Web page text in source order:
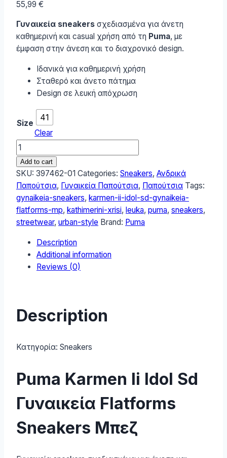
55,99 €
Γυναικεία sneakers σχεδιασμένα για άνετη
καθημερινή και casual χρήση από τη Puma, με
έμφαση στην άνεση και το διαχρονικό design.
Ιδανικά για καθημερινή χρήση
Σταθερό και άνετο πάτημα
Design σε λευκή απόχρωση
Size
41
Clear
Puma
Karmen
Ii
Idol
Sd
Γυναικεία
Flatforms
Μπεζ
397462-
Add to cart
SKU: 397462-01 Categories: Sneakers, Ανδρικά
Παπούτσια, Γυναικεία Παπούτσια, Παπούτσια Tags:
gynaikeia-sneakers, karmen-ii-idol-sd-gynaikeia-
flatforms-mp, kathimerini-xrisi, leuka, puma, sneakers,
streetwear, urban-style Brand: Puma
Description
Additional information
Reviews (0)
Description
Κατηγορία: Sneakers
Puma Karmen Ii Idol Sd
Γυναικεία Flatforms
Sneakers Μπεζ